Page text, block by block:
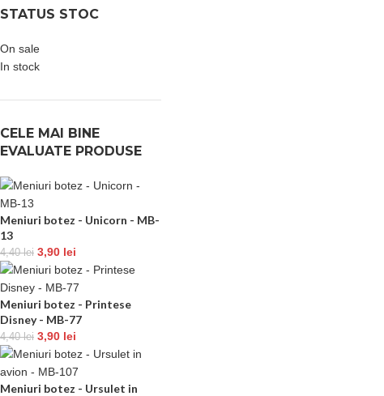
STATUS STOC
On sale
In stock
CELE MAI BINE
EVALUATE PRODUSE
Meniuri botez - Unicorn - MB-
13
4,40lei 3,90 lei
Meniuri botez - Printese
Disney - MB-77
4,40lei 3,90 lei
Meniuri botez - Ursulet in